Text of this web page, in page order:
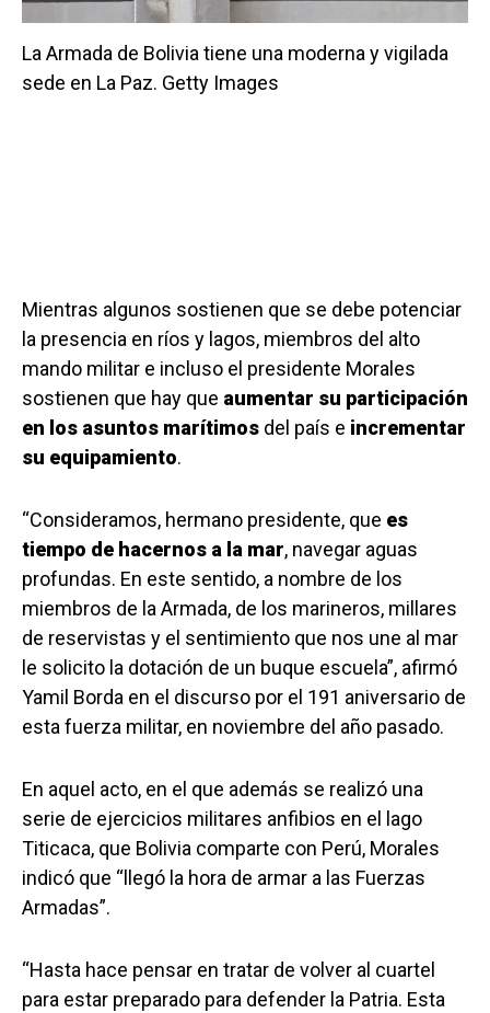
La Armada de Bolivia tiene una moderna y vigilada
sede en La Paz. Getty Images
Mientras algunos sostienen que se debe potenciar
la presencia en ríos y lagos, miembros del alto
mando militar e incluso el presidente Morales
sostienen que hay que aumentar su participación
en los asuntos marítimos del país e incrementar
su equipamiento.
“Consideramos, hermano presidente, que es
tiempo de hacernos a la mar, navegar aguas
profundas. En este sentido, a nombre de los
miembros de la Armada, de los marineros, millares
de reservistas y el sentimiento que nos une al mar
le solicito la dotación de un buque escuela”, afirmó
Yamil Borda en el discurso por el 191 aniversario de
esta fuerza militar, en noviembre del año pasado.
En aquel acto, en el que además se realizó una
serie de ejercicios militares anfibios en el lago
Titicaca, que Bolivia comparte con Perú, Morales
indicó que “llegó la hora de armar a las Fuerzas
Armadas”.
“Hasta hace pensar en tratar de volver al cuartel
para estar preparado para defender la Patria. Esta